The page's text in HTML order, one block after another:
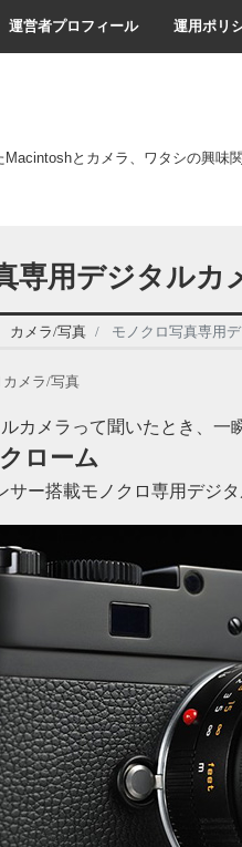
運営者プロフィール 運用ポリ
Macintoshとカメラ、ワタシの興
専用デジタルカ
カメラ/写真 モノクロ写真専用
カメラ/写真
カメラって聞いたとき、一
ローム
サー搭載モノクロ専用デジ